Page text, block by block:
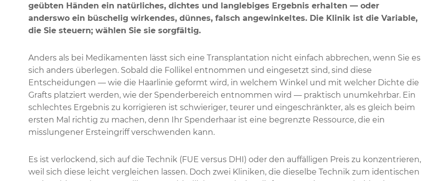
geübten Händen ein natürliches, dichtes und langlebiges Ergebnis erhalten — oder
anderswo ein büschelig wirkendes, dünnes, falsch angewinkeltes. Die Klinik ist die Variable,
die Sie steuern; wählen Sie sie sorgfältig.
Anders als bei Medikamenten lässt sich eine Transplantation nicht einfach abbrechen, wenn Sie es
sich anders überlegen. Sobald die Follikel entnommen und eingesetzt sind, sind diese
Entscheidungen — wie die Haarlinie geformt wird, in welchem Winkel und mit welcher Dichte die
Grafts platziert werden, wie der Spenderbereich entnommen wird — praktisch unumkehrbar. Ein
schlechtes Ergebnis zu korrigieren ist schwieriger, teurer und eingeschränkter, als es gleich beim
ersten Mal richtig zu machen, denn Ihr Spenderhaar ist eine begrenzte Ressource, die ein
misslungener Ersteingriff verschwenden kann.
Es ist verlockend, sich auf die Technik (FUE versus DHI) oder den auffälligen Preis zu konzentrieren,
weil sich diese leicht vergleichen lassen. Doch zwei Kliniken, die dieselbe Technik zum identischen